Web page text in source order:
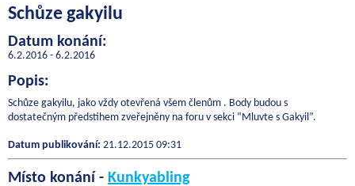
Schůze gakyilu
Datum konání:
6.2.2016 - 6.2.2016
Popis:
Schůze gakyilu, jako vždy otevřená všem členům . Body budou s
dostatečným předstihem zveřejněny na foru v sekci “Mluvte s Gakyil”.
Datum publikování: 21.12.2015 09:31
Místo konání - Kunkyabling